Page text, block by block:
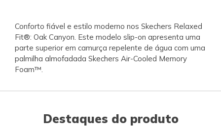
Conforto fiável e estilo moderno nos Skechers Relaxed
Fit®: Oak Canyon. Este modelo slip-on apresenta uma
parte superior em camurça repelente de água com uma
palmilha almofadada Skechers Air-Cooled Memory
Foam™.
Destaques do produto